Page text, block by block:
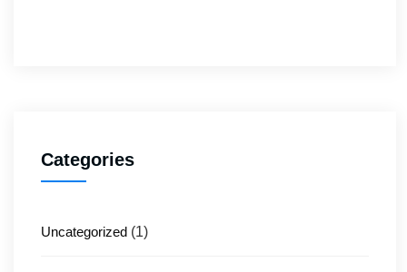
Categories
Uncategorized (1)